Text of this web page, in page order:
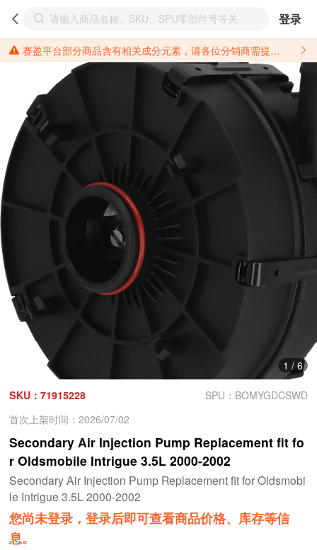
登录
赛盈平台部分商品含有相关成分元素，请各位分销商需提前了解产品材质情况，并针对其做好相关的风险把控，以免造成不必要的损失。 *美国加州65法案进一步规定了对于仅包含致癌物质，仅包含致生殖毒性物质，同时包含致癌物质和致生殖毒性物质，亦或是包含某一物质即为致癌物质又为致生殖毒性物质的产品的警示标语要求。 *新法案提供的警示标语修订并不是强制实施的，其只是避免昂贵诉讼的一种有效的方法。只要企业在保证其使用的另外的警示标语是“清晰和合理”并符合加州65法案要求的，那也是可以被接受的。*请充分了解第三方销售平台对商品上架规要求，并根据对应平台规则调整相关商品信息后进行上架，以免造成您不必要损失。 汽配产品上架注意事项： 不同第三方平台对于适配车型等信息的填写要求各有不同。例如：亚马逊明确禁止在产品标题、卖点和描述中直接使用适配车型的年份、品牌和型号信息；请您仔细研究并熟悉所销售平台关于汽配产品上架销售的具体规则，如果因上架的汽配产品信息填写不符合所销售平台要求，产生违规/侵权等问题所造成的损失需您自行承担。
1 / 6
SKU：71915228
SPU：BOMYGDCSWD
首次上架时间：2026/07/02
Secondary Air Injection Pump Replacement fit fo
r Oldsmobile Intrigue 3.5L 2000-2002
Secondary Air Injection Pump Replacement fit for Oldsmobi
le Intrigue 3.5L 2000-2002
您尚未登录，登录后即可查看商品价格、库存等信
息。